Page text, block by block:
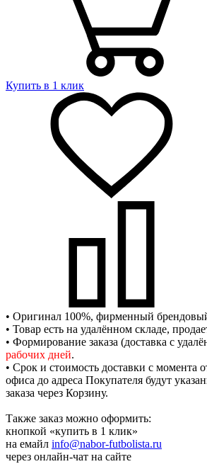
Купить в 1 клик
• Оригинал 100%, фирменный
• Товар есть на удалённом складе,
• Формирование заказа (доставка с
рабочих дней.
• Срок и стоимость доставки с момента
офиса до адреса Покупателя будут
заказа через Корзину.
Также заказ можно оформить:
кнопкой «купить в 1 клик»
на емайл info@nabor-futbolista.ru
через онлайн-чат на сайте